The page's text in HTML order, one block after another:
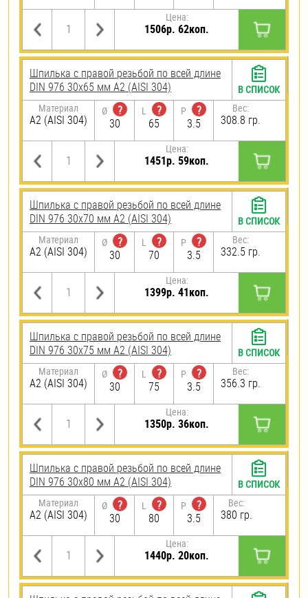
Цена:
1506р. 62коп.
Шпилька с правой резьбой по всей длине
DIN 976 30х65 мм А2 (AISI 304)
Материал
А2 (AISI 304)
Ø
?
30
L
?
65
P
?
3.5
Вес:
308.8 гр.
Цена:
1451р. 59коп.
В СПИСОК
Шпилька с правой резьбой по всей длине
DIN 976 30х70 мм А2 (AISI 304)
Материал
А2 (AISI 304)
Ø
?
30
L
?
70
P
?
3.5
Вес:
332.5 гр.
Цена:
1399р. 41коп.
В СПИСОК
Шпилька с правой резьбой по всей длине
DIN 976 30х75 мм А2 (AISI 304)
Материал
А2 (AISI 304)
Ø
?
30
L
?
75
P
?
3.5
Вес:
356.3 гр.
Цена:
1350р. 36коп.
В СПИСОК
Шпилька с правой резьбой по всей длине
DIN 976 30х80 мм А2 (AISI 304)
Материал
А2 (AISI 304)
Ø
?
30
L
?
80
P
?
3.5
Вес:
380 гр.
Цена:
1440р. 20коп.
В СПИСОК